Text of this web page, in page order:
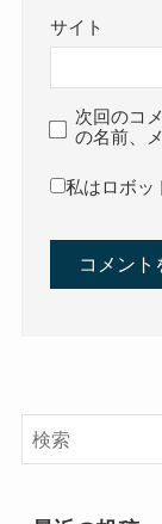
サイト
次回のコ
の名前、
私はロボッ